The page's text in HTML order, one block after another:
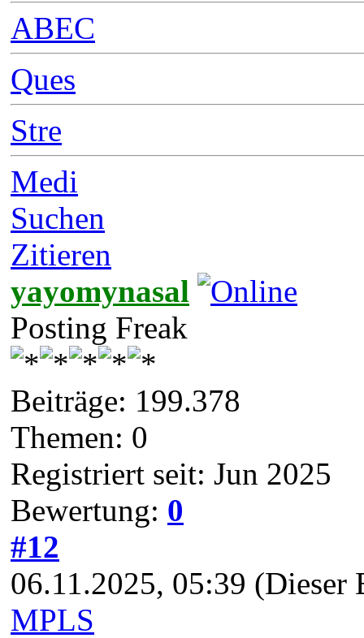
ABEC
Ques
Stre
Medi
Suchen
Zitieren
yayomynasal
Posting Freak
Beiträge: 199.378
Themen: 0
Registriert seit: Jun 2025
Bewertung: 0
#12
06.11.2025, 05:39 (Dieser
MPLS